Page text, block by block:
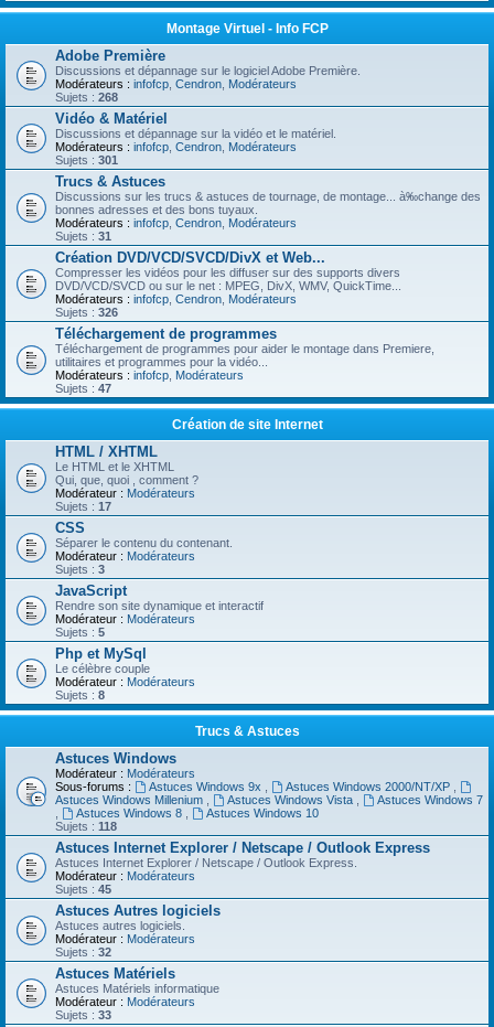
Montage Virtuel - Info FCP
Adobe Première
Discussions et dépannage sur le logiciel Adobe Première.
Modérateurs : infofcp Cendron Modérateurs
Sujets : 268
Vidéo & Matériel
Discussions et dépannage sur la vidéo et le matériel.
Modérateurs : infofcp Cendron Modérateurs
Sujets : 301
Trucs & Astuces
Discussions sur les trucs & astuces de tournage, de montage... à‰change des
bonnes adresses et des bons tuyaux.
Modérateurs : infofcp Cendron Modérateurs
Sujets : 31
Création DVD/VCD/SVCD/DivX et Web...
Compresser les vidéos pour les diffuser sur des supports divers
DVD/VCD/SVCD ou sur le net : MPEG, DivX, WMV, QuickTime...
Modérateurs : infofcp Cendron Modérateurs
Sujets : 326
Téléchargement de programmes
Téléchargement de programmes pour aider le montage dans Premiere,
utilitaires et programmes pour la vidéo...
Modérateurs : infofcp Modérateurs
Sujets : 47
Création de site Internet
HTML / XHTML
Le HTML et le XHTML
Qui, que, quoi , comment ?
Modérateur : Modérateurs
Sujets : 17
CSS
Séparer le contenu du contenant.
Modérateur : Modérateurs
Sujets : 3
JavaScript
Rendre son site dynamique et interactif
Modérateur : Modérateurs
Sujets : 5
Php et MySql
Le célèbre couple
Modérateur : Modérateurs
Sujets : 8
Trucs & Astuces
Astuces Windows
Modérateur : Modérateurs
Sous-forums :
Astuces Windows 9x Astuces Windows 2000/NT/XP
Astuces Windows Millenium
Astuces Windows Vista
Astuces Windows 7
Astuces Windows 8
Astuces Windows 10
Sujets : 118
Astuces Internet Explorer / Netscape / Outlook Express
Astuces Internet Explorer / Netscape / Outlook Express.
Modérateur : Modérateurs
Sujets : 45
Astuces Autres logiciels
Astuces autres logiciels.
Modérateur : Modérateurs
Sujets : 32
Astuces Matériels
Astuces Matériels informatique
Modérateur : Modérateurs
Sujets : 33